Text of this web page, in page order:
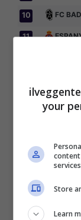
10 FC
11
13 EIBAR
16
Articoli
your
content
Store
Learn